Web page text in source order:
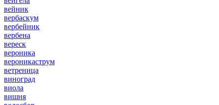
вейник
вербаскум
вербейник
вербена
вереск
вероника
вероникаструм
ветреница
виноград
виола
вишня